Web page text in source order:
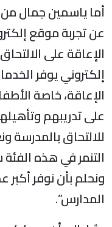
أما ياسمين جمال
عن تجربة موقع
الإعاقة على
إلكتروني يوفر
الإعاقة، خاصة
على تدريبهم
للالتحاق بالمدرسة
التنمر في هذه الفئة
ونحلم بأن نوفر أكبر
المدارس”.